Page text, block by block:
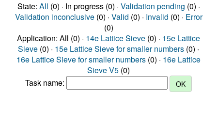
State: All (0) · In progress (0) · Validation pending (0) ·
Validation inconclusive(0) · Valid (0) · Invalid (0) · Error
(0)
Application: All (0) · 14e Lattice Sieve (0) · 15e Lattice
Sieve (0) · 15e Lattice Sieve for smaller numbers (0) ·
16e Lattice Sieve for smaller numbers (0) · 16e Lattice
Sieve V5 (0)
Task name: